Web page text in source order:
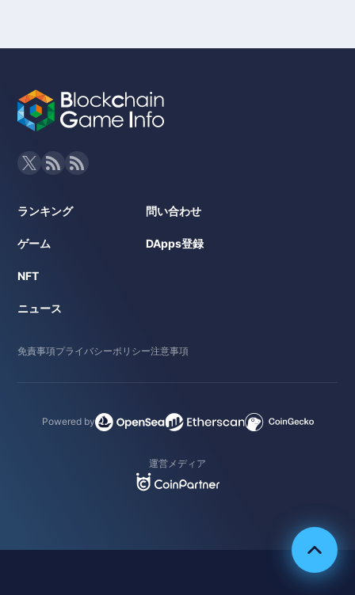
ランキング
ゲーム
NFT
ニュース
問い合わせ
DApps登録
免責事項プライバシーポリシー注意事項
Powered by
運営メディア